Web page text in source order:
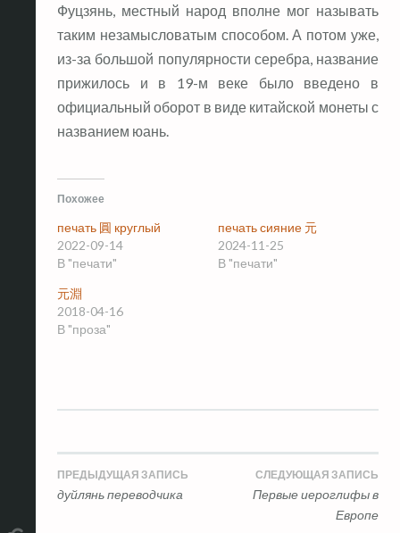
Фуцзянь, местный народ вполне мог называть
таким незамысловатым способом. А потом уже,
из-за большой популярности серебра, название
прижилось и в 19-м веке было введено в
официальный оборот в виде китайской монеты с
названием юань.
Похожее
печать 圓 круглый
2022-09-14
В "печати"
печать сияние 元
2024-11-25
В "печати"
元淵
2018-04-16
В "проза"
Навигация
ПРЕДЫДУЩАЯ ЗАПИСЬ
дуйлянь переводчика
СЛЕДУЮЩАЯ ЗАПИСЬ
Первые иероглифы в
Европе